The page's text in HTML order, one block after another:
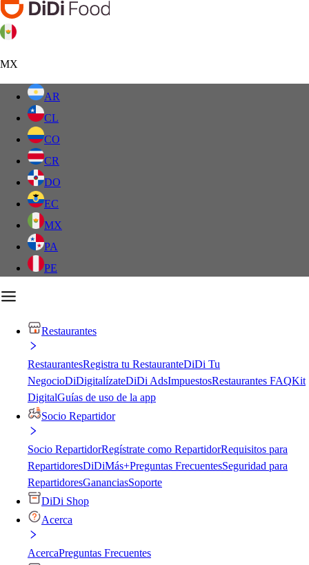
MX
AR
CL
CO
CR
DO
EC
MX
PA
PE
Restaurantes
RestaurantesRegistra tu RestauranteDiDi Tu
NegocioDiDigitalízateDiDi AdsImpuestosRestaurantes FAQKit
DigitalGuías de uso de la app
Socio Repartidor
Socio RepartidorRegístrate como RepartidorRequisitos para
RepartidoresDiDiMás+Preguntas FrecuentesSeguridad para
RepartidoresGananciasSoporte
DiDi Shop
Acerca
AcercaPreguntas Frecuentes